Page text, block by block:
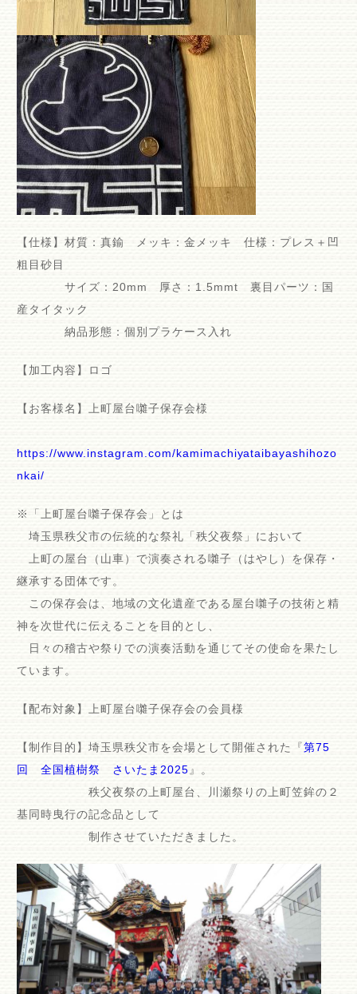
【仕様】材質：真鍮 メッキ：金メッキ 仕様：プレス＋凹
粗目砂目
サイズ：20mm 厚さ：1.5mmt 裏目パーツ：国
産タイタック
納品形態：個別プラケース入れ
【加工内容】ロゴ
【お客様名】上町屋台囃子保存会様
https://www.instagram.com/kamimachiyataibayashihozo
nkai/
※「上町屋台囃子保存会」とは
埼玉県秩父市の伝統的な祭礼「秩父夜祭」において
上町の屋台（山車）で演奏される囃子（はやし）を保存・
継承する団体です。
この保存会は、地域の文化遺産である屋台囃子の技術と精
神を次世代に伝えることを目的とし、
日々の稽古や祭りでの演奏活動を通じてその使命を果たし
ています。
【配布対象】上町屋台囃子保存会の会員様
【制作目的】埼玉県秩父市を会場として開催された『第75
回 全国植樹祭 さいたま2025 』。
秩父夜祭の上町屋台、川瀬祭りの上町笠鉾の２
基同時曳行の記念品として
制作させていただきました。